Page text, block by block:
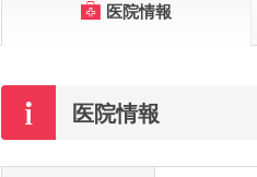
医院情報
医院情報